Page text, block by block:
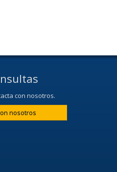
con nosotros.
nosotros